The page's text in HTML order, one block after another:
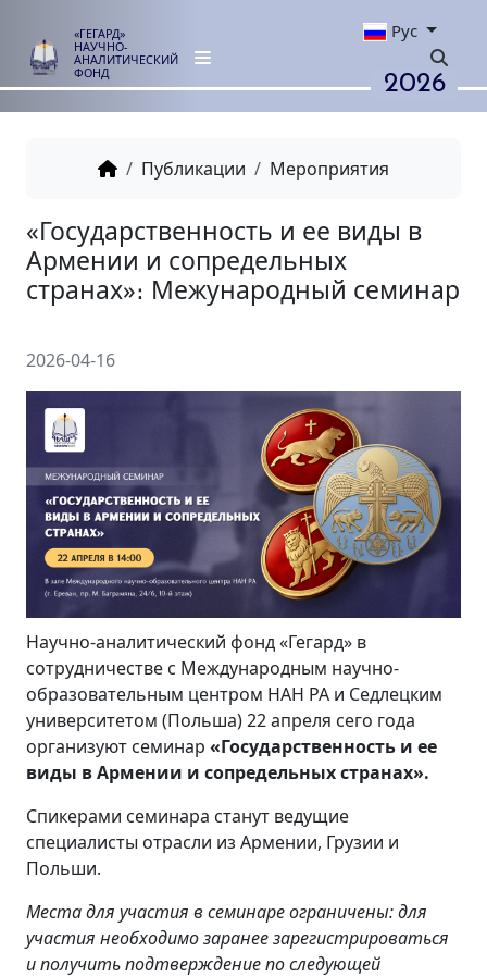
«ГЕГАРД»
НАУЧНО-
АНАЛИТИЧЕСКИЙ
ФОНД
Рус
2026
Публикации Мероприятия
«Государственность и ее
странах»։ Межународный
2026-04-16
Научно-аналитический фонд «Гегард» в
сотрудничестве с Международным научно-
образовательным центром НАН РА и Седлецким
университетом (Польша) 22 апреля сего года
организуют семинар «Государственность и ее
виды в Армении и сопредельных странах».
Спикерами семинара станут ведущие
специалисты отрасли из Армении, Грузии и
Польши.
Места для участия в семинаре ограничены: для
участия необходимо заранее зарегистрироваться
и получить подтверждение по следующей